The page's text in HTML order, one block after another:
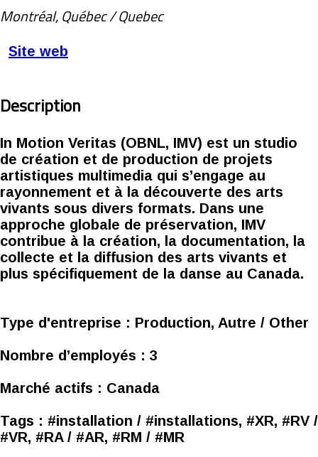
Montréal, Québec / Quebec
Site web
Description
In Motion Veritas (OBNL, IMV) est un studio
de création et de production de projets
artistiques multimedia qui s’engage au
rayonnement et à la découverte des arts
vivants sous divers formats. Dans une
approche globale de préservation, IMV
contribue à la création, la documentation, la
collecte et la diffusion des arts vivants et
plus spécifiquement de la danse au Canada.
Type d'entreprise : Production, Autre / Other
Nombre d’employés : 3
Marché actifs : Canada
Tags : #installation / #installations, #XR, #RV /
#VR, #RA / #AR, #RM / #MR